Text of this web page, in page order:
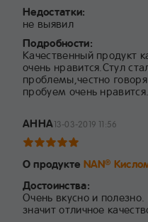
Недостатки:
не выявил
Подробности:
Качественный продукт
очень нравится.Стул
проблемы,честно
пробуем очень нравится.
АННА13-03-2019 11:56
О продукте NAN®
Достоинства:
Очень вкусно и
значит отличное